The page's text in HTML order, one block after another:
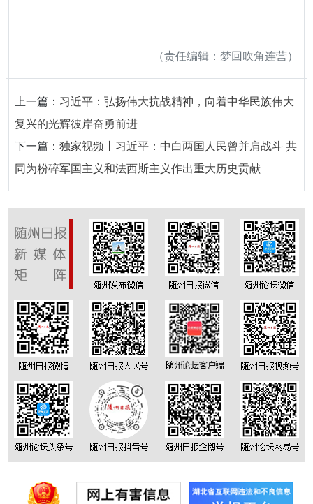
（责任编辑：梦回吹角连营）
上一篇： 习近平：弘扬伟大抗战精神，向着中华民族伟大
复兴的光辉彼岸奋勇前进
下一篇： 独家视频丨习近平：中白两国人民曾并肩战斗 共
同为粉碎军国主义和法西斯主义作出重大历史贡献